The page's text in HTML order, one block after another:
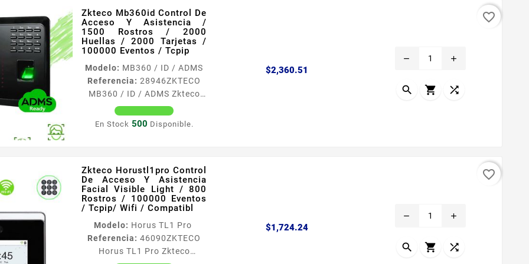
Zkteco Mb360id Control De
Acceso Y Asistencia /
1500 Rostros / 2000
Huellas / 2000 Tarjetas /
100000 Eventos / Tcpip
Modelo: MB360 / ID / ADMS
Referencia: 28946ZKTECO
MB360 / ID / ADMS Zkteco
Mb360id Control De Acceso Y
Asistencia / 1500 Rostros /
Terminal multibiométrica
para control de asistencia y
acceso básico MB360 es un
innovador dispositivo para la
gestión de tiempo y
asistencia de los empleados
soporta métodos de
En Stock 500 Disponible.
$2,360.51
remove add
  
favorite_border
Zkteco Horustl1pro Control
De Acceso Y Asistencia
Facial Visible Light / 800
Rostros / 100000 Eventos
/ Tcpip/ Wifi / Compatibl
Modelo: Horus TL1 Pro
Referencia: 46090ZKTECO
Horus TL1 Pro Zkteco
$1,724.24Precio
remove add
  
favorite_border